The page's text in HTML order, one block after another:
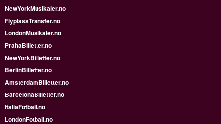
NewYorkMusikaler.no
FlyplassTransfer.no
LondonMusikaler.no
PrahaBilletter.no
NewYorkBilletter.no
BerlinBilletter.no
AmsterdamBilletter.no
BarcelonaBilletter.no
ItaliaFotball.no
LondonFotball.no